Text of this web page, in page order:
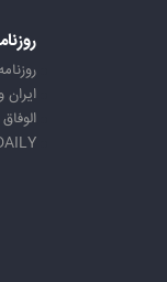
الوفاق